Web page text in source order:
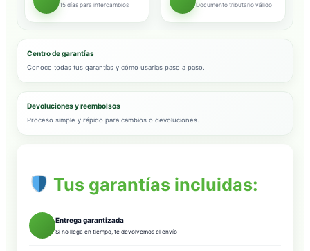
15 días para intercambios Documento tributario válido
Centro de garantías
Conoce todas tus garantías y cómo usarlas paso a paso.
Devoluciones y reembolsos
Proceso simple y rápido para cambios o devoluciones.
Tus garantías incluidas:
Entrega garantizada
Si no llega en tiempo, te devolvemos el envío